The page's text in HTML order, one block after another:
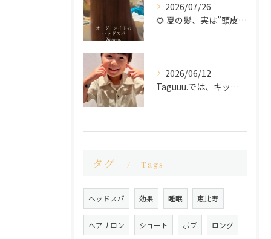
2026/07/26
🌻 夏の髪、実は”頭皮”から変わります ♻️
2026/06/12
Taguuu.では、キッズカットも承っております✂️✨
タグ Tags
ヘッドスパ 効果 睡眠 恵比寿
ヘアサロン ショート ボブ ロング